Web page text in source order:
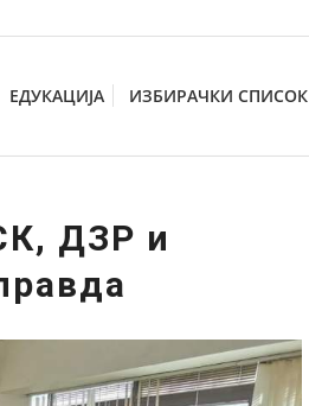
ЕДУКАЦИЈА ИЗБИРАЧКИ СПИСОК
ДЗР и